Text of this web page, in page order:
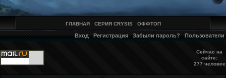
ГЛАВНАЯ СЕРИЯ CRYSIS ОФФТОП
Вход Регистрация Забыли пароль? Пользователи
Сейчас на
сайте:
277 человек